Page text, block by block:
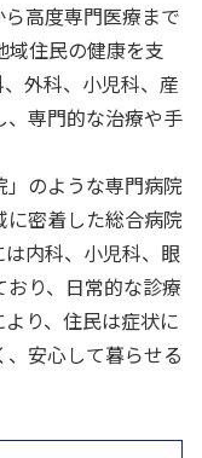
高度専門医療まで
域住民の健康を支
外科、小児科、産
専門的な治療や手
」のような専門病院
密着した総合病院
内科、小児科、眼
り、日常的な診療
り、住民は症状に
安心して暮らせる